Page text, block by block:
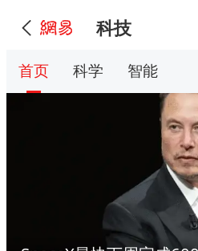
科技
首页 科学 智能